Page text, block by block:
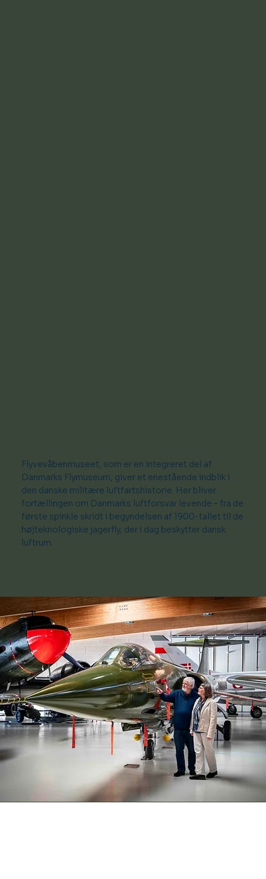
Flyvevåbenmuseet, som er en integreret del af
Danmarks Flymuseum, giver et enestående indblik i
den danske militære luftfartshistorie. Her bliver
fortællingen om Danmarks luftforsvar levende – fra de
første spinkle skridt i begyndelsen af 1900-tallet til de
højteknologiske jagerfly, der i dag beskytter dansk
luftrum.